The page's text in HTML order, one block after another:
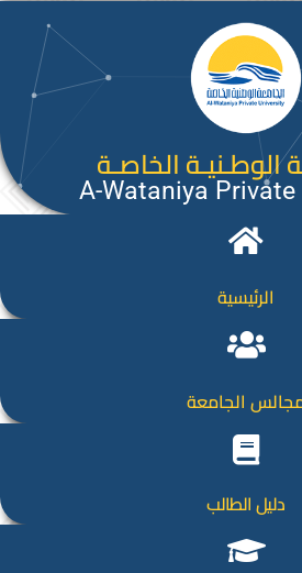
الوطـنيـة الخاصـة
A-Wataniya
الرئيسية
الجامعة
دليل الطالب